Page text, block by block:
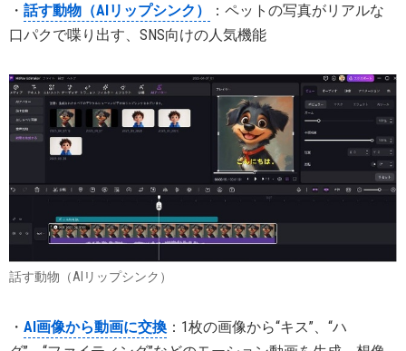
・ 話す動物（AIリップシンク）
：ペットの写真がリアルな
口パクで喋り出す、SNS向けの人気機能
話す動物（AIリップシンク）
・ AI画像から動画に交換 ：1枚の画像から“キス”、“ハ